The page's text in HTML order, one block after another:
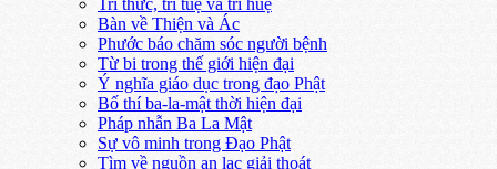
Tri thức, trí tuệ và trí huệ
Bàn về Thiện và Ác
Phước báo chăm sóc người bệnh
Từ bi trong thế giới hiện đại
Ý nghĩa giáo dục trong đạo Phật
Bố thí ba-la-mật thời hiện đại
Pháp nhẫn Ba La Mật
Sự vô minh trong Đạo Phật
Tìm về nguồn an lạc giải thoát